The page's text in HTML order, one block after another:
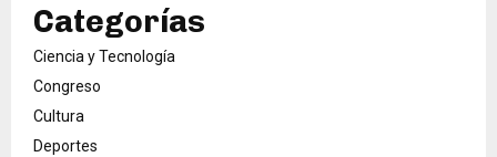
Categorías
Ciencia y Tecnología
Congreso
Cultura
Deportes